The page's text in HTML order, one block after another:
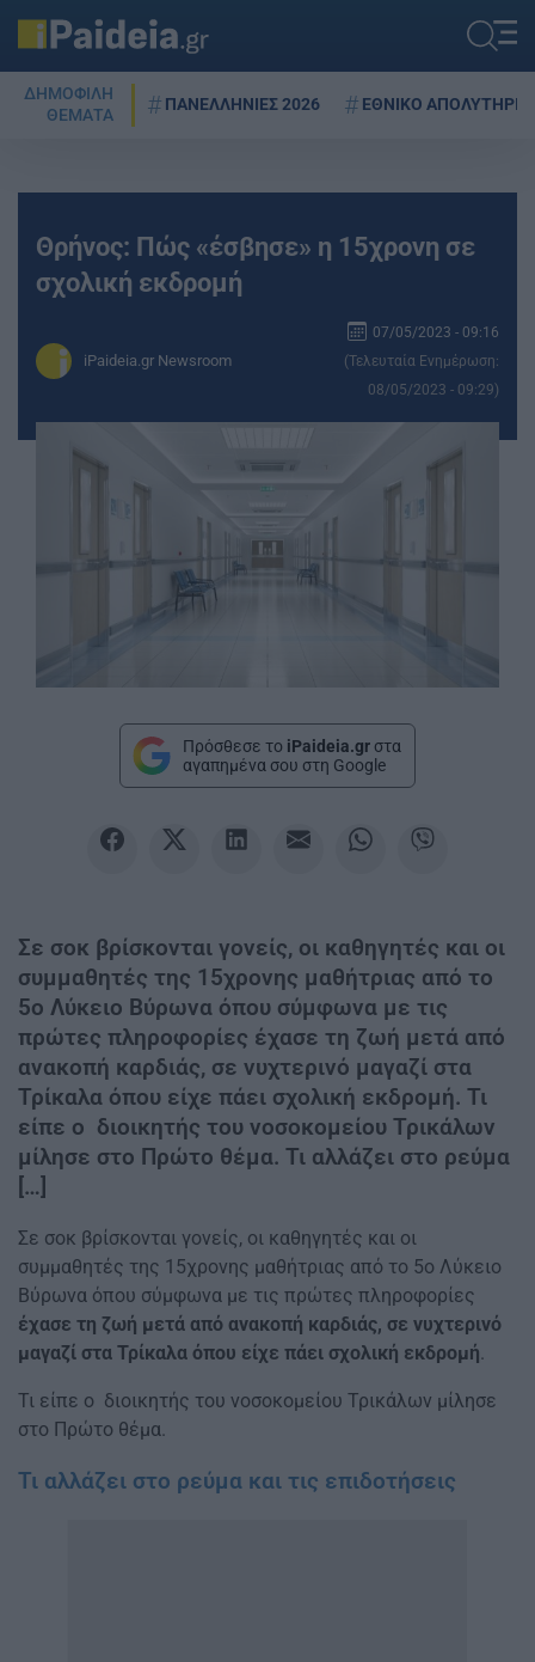
ΔΗΜΟΦΙΛΗ
ΘΕΜΑΤΑ
ΠΑΝΕΛΛΗΝΙΕΣ 2026 ΕΘΝΙΚΟ ΑΠΟΛΥΤΗΡΙΟ
Θρήνος: Πώς «έσβησε» η 15χρονη σε
σχολική εκδρομή
iPaideia.gr Newsroom
07/05/2023 - 09:16
(Τελευταία Ενημέρωση:
08/05/2023 - 09:29)
Πρόσθεσε το iPaideia.gr στα
αγαπημένα σου στη Google
Σε σοκ βρίσκονται γονείς, οι καθηγητές και οι
συμμαθητές της 15χρονης μαθήτριας από το
5ο Λύκειο Βύρωνα όπου σύμφωνα με τις
πρώτες πληροφορίες έχασε τη ζωή μετά από
ανακοπή καρδιάς, σε νυχτερινό μαγαζί στα
Τρίκαλα όπου είχε πάει σχολική εκδρομή. Τι
είπε ο διοικητής του νοσοκομείου Τρικάλων
μίλησε στο Πρώτο θέμα. Τι αλλάζει στο ρεύμα
[…]
Σε σοκ βρίσκονται γονείς, οι καθηγητές και οι
συμμαθητές της 15χρονης μαθήτριας από το 5ο Λύκειο
Βύρωνα όπου σύμφωνα με τις πρώτες πληροφορίες
έχασε τη ζωή μετά από ανακοπή καρδιάς, σε νυχτερινό
μαγαζί στα Τρίκαλα όπου είχε πάει σχολική εκδρομή.
Τι είπε ο διοικητής του νοσοκομείου Τρικάλων μίλησε
στο Πρώτο θέμα.
Τι αλλάζει στο ρεύμα και τις επιδοτήσεις